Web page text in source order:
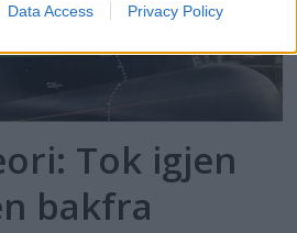
Data Access Privacy Policy
Tok igjen
bakfra